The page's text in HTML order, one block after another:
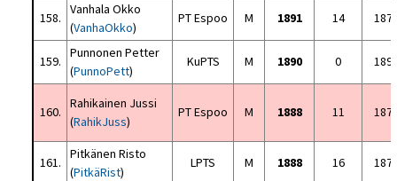
158.
Vanhala Okko
(VanhaOkko)
PT Espoo M 1891 14
159.
Punnonen Petter
(PunnoPett)
KuPTS M 1890 0
160.
Rahikainen Jussi
(RahikJuss)
PT Espoo M 1888 11
161.
Pitkänen Risto
(PitkäRist)
LPTS M 1888 16